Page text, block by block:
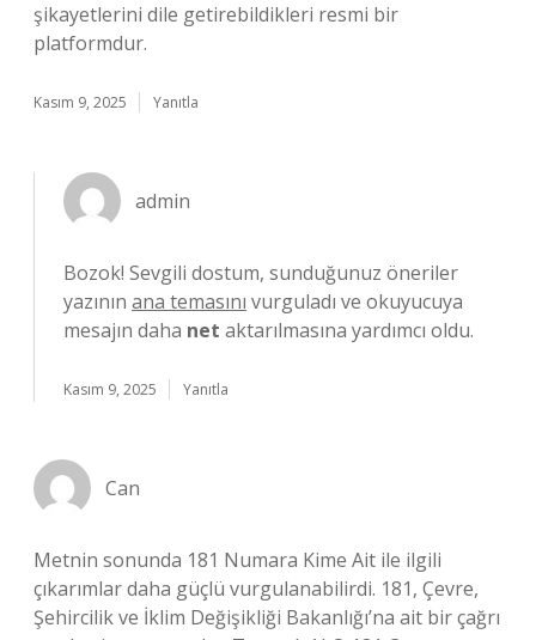
şikayetlerini dile getirebildikleri resmi bir
platformdur.
Kasım 9, 2025 Yanıtla
admin
Bozok! Sevgili dostum, sunduğunuz öneriler
yazının ana temasını vurguladı ve okuyucuya
mesajın daha net aktarılmasına yardımcı oldu.
Kasım 9, 2025 Yanıtla
Can
Metnin sonunda 181 Numara Kime Ait ile ilgili
çıkarımlar daha güçlü vurgulanabilirdi. 181, Çevre,
Şehircilik ve İklim Değişikliği Bakanlığı’na ait bir çağrı